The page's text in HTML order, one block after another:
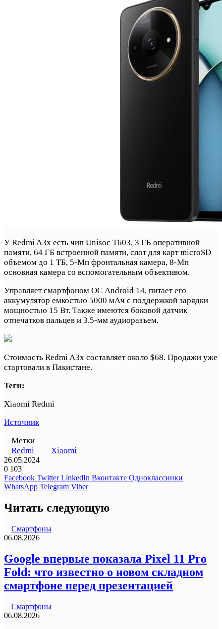
У Redmi A3x есть чип Unisoc T603, 3 ГБ оперативной
памяти, 64 ГБ встроенной памяти, слот для карт microSD
объемом до 1 ТБ, 5-Мп фронтальная камера, 8-Мп
основная камера со вспомогательным объективом.
Управляет смартфоном ОС Android 14, питает его
аккумулятор емкостью 5000 мАч с поддержкой зарядки
мощностью 15 Вт. Также имеются боковой датчик
отпечатков пальцев и 3.5-мм аудиоразъем.
Стоимость Redmi A3x составляет около $68. Продажи уже
стартовали в Пакистане.
Теги:
Xiaomi Redmi
Источник
Метки
Redmi
Xiaomi
26.05.2024
0 103
Facebook Twitter LinkedIn Вконтакте Одноклассники
WhatsApp Telegram Viber
Читать следующую
Смартфоны
06.08.2026
Google впервые показала Pixel 11 Pro
Fold: что известно о новом складном
смартфоне перед презентацией
Смартфоны
06.08.2026